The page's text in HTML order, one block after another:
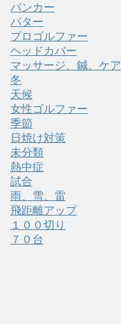
バンカー
パター
プロゴルファー
ヘッドカバー
マッサージ、鍼、ケア
冬
天候
女性ゴルファー
季節
日焼け対策
未分類
熱中症
試合
雨、雪、雷
飛距離アップ
１００切り
７０台